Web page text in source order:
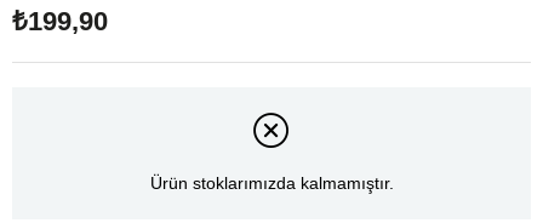
₺199,90
Ürün stoklarımızda kalmamıştır.